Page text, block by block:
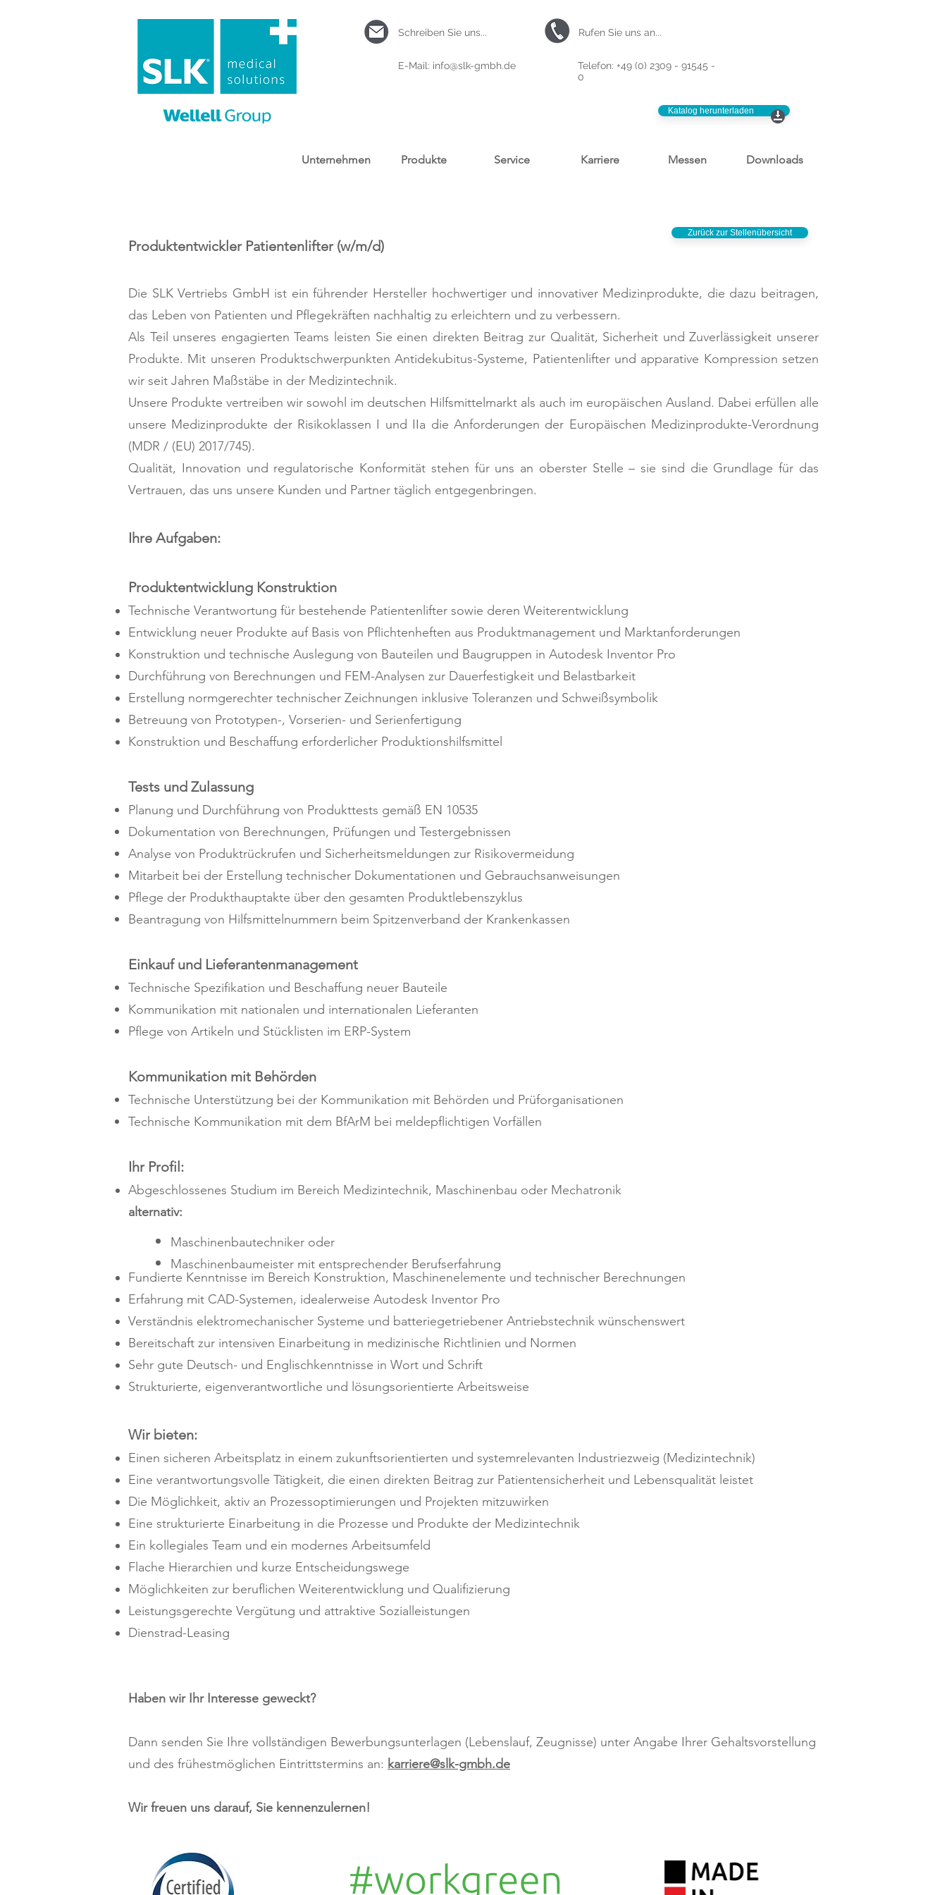
Schreiben Sie uns... Rufen Sie uns an...
E-Mail: info@slk-gmbh.de
Telefon: +49 (0) 2309 - 91545 -
0
Katalog herunterladen
Unternehmen Produkte Service Karriere Messen Downloads
Produktentwickler Patientenlifter (w/m/d)
Die SLK Vertriebs GmbH ist ein führender Hersteller hochwertiger und innovativer Medizinprodukte, die dazu beitragen,
das Leben von Patienten und Pflegekräften nachhaltig zu erleichtern und zu verbessern.
Als Teil unseres engagierten Teams leisten Sie einen direkten Beitrag zur Qualität, Sicherheit und Zuverlässigkeit unserer
Produkte. Mit unseren Produktschwerpunkten Antidekubitus-Systeme, Patientenlifter und apparative Kompression setzen
wir seit Jahren Maßstäbe in der Medizintechnik.
Unsere Produkte vertreiben wir sowohl im deutschen Hilfsmittelmarkt als auch im europäischen Ausland. Dabei erfüllen alle
unsere Medizinprodukte der Risikoklassen I und IIa die Anforderungen der Europäischen Medizinprodukte-Verordnung
(MDR / (EU) 2017/745).
Qualität, Innovation und regulatorische Konformität stehen für uns an oberster Stelle – sie sind die Grundlage für das
Vertrauen, das uns unsere Kunden und Partner täglich entgegenbringen.
Ihre Aufgaben:
Produktentwicklung Konstruktion
Technische Verantwortung für bestehende Patientenlifter sowie deren Weiterentwicklung
Entwicklung neuer Produkte auf Basis von Pflichtenheften aus Produktmanagement und Marktanforderungen
Konstruktion und technische Auslegung von Bauteilen und Baugruppen in Autodesk Inventor Pro
Durchführung von Berechnungen und FEM-Analysen zur Dauerfestigkeit und Belastbarkeit
Erstellung normgerechter technischer Zeichnungen inklusive Toleranzen und Schweißsymbolik
Betreuung von Prototypen-, Vorserien- und Serienfertigung
Konstruktion und Beschaffung erforderlicher Produktionshilfsmittel
Tests und Zulassung
Planung und Durchführung von Produkttests gemäß EN 10535
Dokumentation von Berechnungen, Prüfungen und Testergebnissen
Analyse von Produktrückrufen und Sicherheitsmeldungen zur Risikovermeidung
Mitarbeit bei der Erstellung technischer Dokumentationen und Gebrauchsanweisungen
Pflege der Produkthauptakte über den gesamten Produktlebenszyklus
Beantragung von Hilfsmittelnummern beim Spitzenverband der Krankenkassen
Einkauf und Lieferantenmanagement
Technische Spezifikation und Beschaffung neuer Bauteile
Kommunikation mit nationalen und internationalen Lieferanten
Pflege von Artikeln und Stücklisten im ERP-System
Kommunikation mit Behörden
Technische Unterstützung bei der Kommunikation mit Behörden und Prüforganisationen
Technische Kommunikation mit dem BfArM bei meldepflichtigen Vorfällen
Ihr Profil:
Abgeschlossenes Studium im Bereich Medizintechnik, Maschinenbau oder Mechatronik
alternativ:
Fundierte Kenntnisse im Bereich Konstruktion, Maschinenelemente und technischer Berechnungen
Erfahrung mit CAD-Systemen, idealerweise Autodesk Inventor Pro
Verständnis elektromechanischer Systeme und batteriegetriebener Antriebstechnik wünschenswert
Bereitschaft zur intensiven Einarbeitung in medizinische Richtlinien und Normen
Sehr gute Deutsch- und Englischkenntnisse in Wort und Schrift
Strukturierte, eigenverantwortliche und lösungsorientierte Arbeitsweise
Wir bieten:
Einen sicheren Arbeitsplatz in einem zukunftsorientierten und systemrelevanten Industriezweig (Medizintechnik)
Eine verantwortungsvolle Tätigkeit, die einen direkten Beitrag zur Patientensicherheit und Lebensqualität leistet
Die Möglichkeit, aktiv an Prozessoptimierungen und Projekten mitzuwirken
Eine strukturierte Einarbeitung in die Prozesse und Produkte der Medizintechnik
Ein kollegiales Team und ein modernes Arbeitsumfeld
Flache Hierarchien und kurze Entscheidungswege
Möglichkeiten zur beruflichen Weiterentwicklung und Qualifizierung
Leistungsgerechte Vergütung und attraktive Sozialleistungen
Dienstrad-Leasing
Haben wir Ihr Interesse geweckt?
Dann senden Sie Ihre vollständigen Bewerbungsunterlagen (Lebenslauf, Zeugnisse) unter Angabe Ihrer Gehaltsvorstellung
und des frühestmöglichen Eintrittstermins an: karriere@slk-gmbh.de
Wir freuen uns darauf, Sie kennenzulernen!
Zurück zur Stellenübersicht
Maschinenbautechniker oder
Maschinenbaumeister mit entsprechender Berufserfahrung